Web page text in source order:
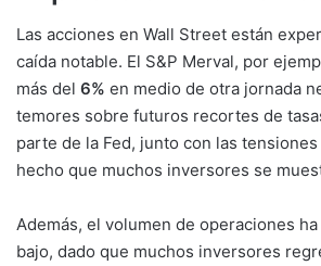
Las acciones en Wall Street están
caída notable. El S&P Merval, por
más del 6% en medio de otra jornada
temores sobre futuros recortes de
parte de la Fed, junto con las
hecho que muchos inversores se
Además, el volumen de operaciones
bajo, dado que muchos inversores